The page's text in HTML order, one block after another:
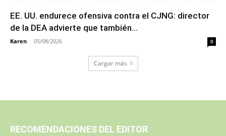
EE. UU. endurece ofensiva contra el CJNG: director
de la DEA advierte que también...
Karen - 05/08/2026 0
Cargar más
RECOMENDACIONES DEL EDITOR